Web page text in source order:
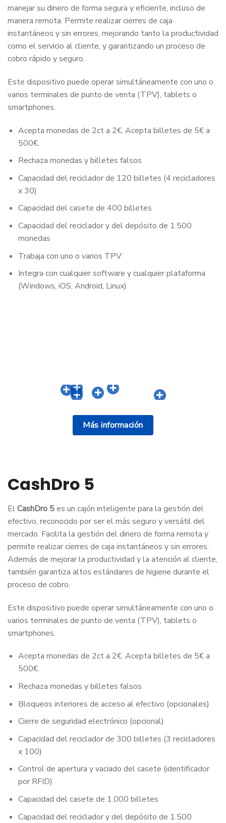
manejar su dinero de forma segura y eficiente, incluso de
manera remota. Permite realizar cierres de caja
instantáneos y sin errores, mejorando tanto la productividad
como el servicio al cliente, y garantizando un proceso de
cobro rápido y seguro.
Este dispositivo puede operar simultáneamente con uno o
varios terminales de punto de venta (TPV), tablets o
smartphones.
Acepta monedas de 2ct a 2€. Acepta billetes de 5€ a
500€.
Rechaza monedas y billetes falsos
Capacidad del reciclador de 120 billetes (4 recicladores
x 30)
Capacidad del casete de 400 billetes
Capacidad del reciclador y del depósito de 1.500
monedas
Trabaja con uno o varios TPV
Integra con cualquier software y cualquier plataforma
(Windows, iOS, Android, Linux)
Más información
CashDro 5
ElCashDro 5es un cajón inteligente para la gestión del
efectivo, reconocido por ser el más seguro y versátil del
mercado. Facilita la gestión del dinero de forma remota y
permite realizar cierres de caja instantáneos y sin errores.
Además de mejorar la productividad y la atención al cliente,
también garantiza altos estándares de higiene durante el
proceso de cobro.
Este dispositivo puede operar simultáneamente con uno o
varios terminales de punto de venta (TPV), tablets o
smartphones.
Acepta monedas de 2ct a 2€. Acepta billetes de 5€ a
500€.
Rechaza monedas y billetes falsos
Bloqueos interiores de acceso al efectivo (opcionales)
Cierre de seguridad electrónico (opcional)
Capacidad del reciclador de 300 billetes (3 recicladores
x 100)
Control de apertura y vaciado del casete (identificador
por RFID)
Capacidad del casete de 1.000 billetes
Capacidad del reciclador y del depósito de 1.500